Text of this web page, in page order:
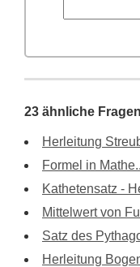
23 ähnliche
Herleitung
Formel in
Kathetensatz -
Mittelwert von
Satz des
Herleitung